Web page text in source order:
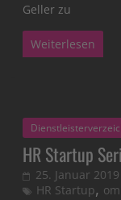
Geller zu
Weiterlesen
HR Startup
25. Januar 2019
HR Startup,